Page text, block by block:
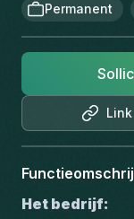
Permanent
Het bedrijf: